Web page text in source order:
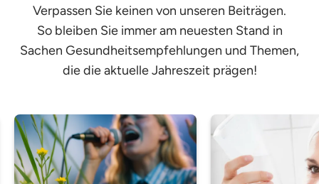
Verpassen Sie keinen von unseren Beiträgen.
So bleiben Sie immer am neuesten Stand in
Sachen Gesundheitsempfehlungen und Themen,
die die aktuelle Jahreszeit prägen!